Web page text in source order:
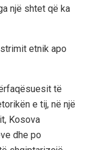
një shtet që ka
etnik apo
të
e tij, në një
Kosova
dhe po